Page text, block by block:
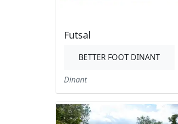
Futsal
BETTER FOOT DINANT
Dinant